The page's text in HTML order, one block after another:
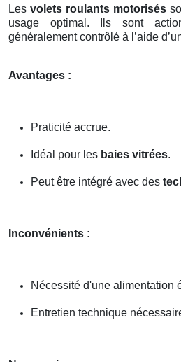
Les volets roulants motorisés
usage optimal. Ils sont
généralement contrôlé à l’aide
Avantages :
Praticité accrue.
Idéal pour les baies vitrées.
Peut être intégré avec des
Inconvénients :
Nécessité d'une alimentation
Entretien technique